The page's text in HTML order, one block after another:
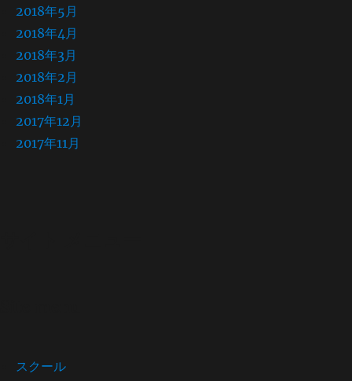
2018年5月
2018年4月
2018年3月
2018年2月
2018年1月
2017年12月
2017年11月
スクール